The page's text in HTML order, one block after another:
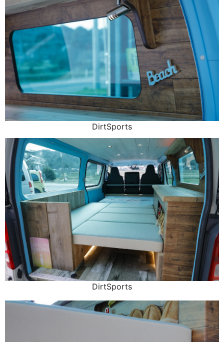
DirtSports
DirtSports